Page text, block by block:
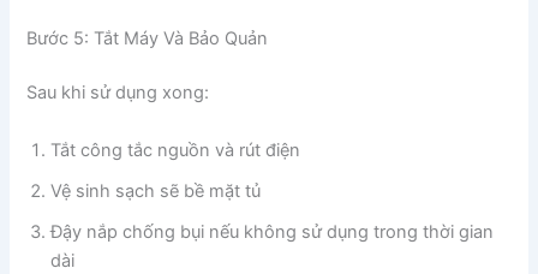
Bước 5: Tắt Máy Và Bảo Quản
Sau khi sử dụng xong:
Tắt công tắc nguồn và rút điện
Vệ sinh sạch sẽ bề mặt tủ
Đậy nắp chống bụi nếu không sử dụng trong thời gian
dài